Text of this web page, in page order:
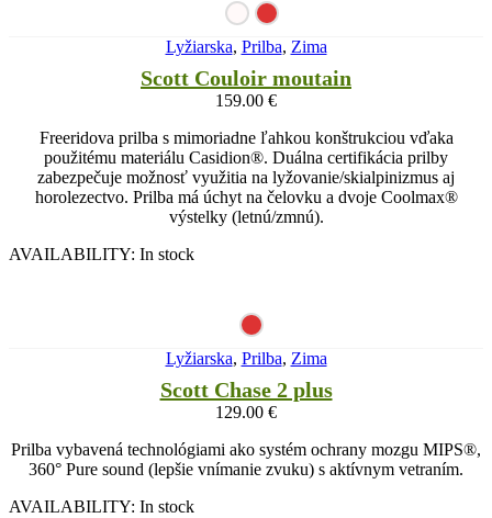
Lyžiarska, Prilba, Zima
Scott Couloir moutain
159.00 €
Freeridova prilba s mimoriadne ľahkou konštrukciou vďaka
použitému materiálu Casidion®. Duálna certifikácia prilby
zabezpečuje možnosť využitia na lyžovanie/skialpinizmus aj
horolezectvo. Prilba má úchyt na čelovku a dvoje Coolmax®
výstelky (letnú/zmnú).
AVAILABILITY: In stock
Lyžiarska, Prilba, Zima
Scott Chase 2 plus
129.00 €
Prilba vybavená technológiami ako systém ochrany mozgu MIPS®,
360° Pure sound (lepšie vnímanie zvuku) s aktívnym vetraním.
AVAILABILITY: In stock